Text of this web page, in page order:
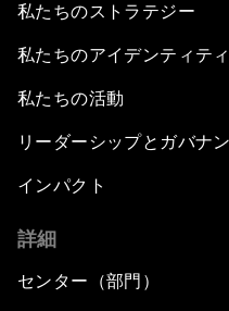
私たちのストラテジー
私たちのアイデンティティ
私たちの活動
リーダーシップとガバナ
インパクト
詳細
センター（部門）